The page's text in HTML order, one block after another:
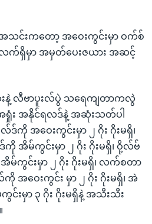
င်းကတော့ အဝေးကွင်းမှာ ဝက်စ်
း လက်ရှိမှာ အမှတ်ပေးဇယား အဆင့်
နဲ့ လီဗာပူးလ်ပွဲ သရေကျတာကလွဲ
ရှုံး အနိုင်ရလဒ်နဲ့ အဆုံးသတ်ပါ
ကို အဝေးကွင်းမှာ ၂ ဂိုး ဂိုးမရှိ၊
မ်ကွင်းမှာ ၂ ဂိုး ဂိုးမရှိ၊ ဝို့လ်ဗ်
င်းမှာ ၂ ဂိုး ဂိုးမရှိ၊ လက်စတာ
ဝေးကွင်း မှာ ၂ ဂိုး ဂိုးမရှိ၊ အဲ
မှာ ၃ ဂိုး ဂိုးမရှိနဲ့ အသီးသီး